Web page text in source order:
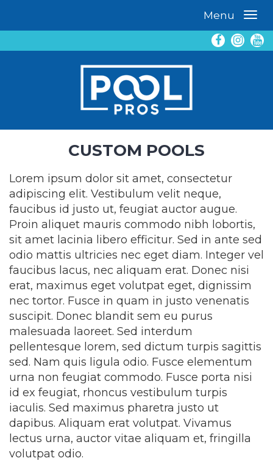
Menu
CUSTOM POOLS
Lorem ipsum dolor sit amet, consectetur
adipiscing elit. Vestibulum velit neque,
faucibus id justo ut, feugiat auctor augue.
Proin aliquet mauris commodo nibh lobortis,
sit amet lacinia libero efficitur. Sed in ante sed
odio mattis ultricies nec eget diam. Integer vel
faucibus lacus, nec aliquam erat. Donec nisi
erat, maximus eget volutpat eget, dignissim
nec tortor. Fusce in quam in justo venenatis
suscipit. Donec blandit sem eu purus
malesuada laoreet. Sed interdum
pellentesque lorem, sed dictum turpis sagittis
sed. Nam quis ligula odio. Fusce elementum
urna non feugiat commodo. Fusce porta nisi
id ex feugiat, rhoncus vestibulum turpis
iaculis. Sed maximus pharetra justo ut
dapibus. Aliquam erat volutpat. Vivamus
lectus urna, auctor vitae aliquam et, fringilla
volutpat odio.